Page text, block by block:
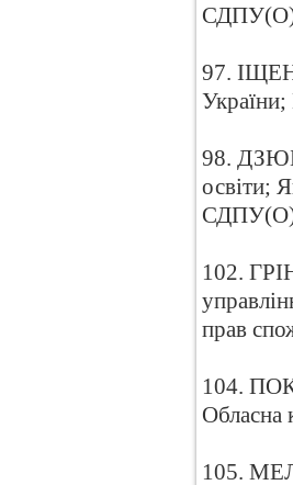
97.
98.
освіти;
102.
прав
104.
Обласна
105.